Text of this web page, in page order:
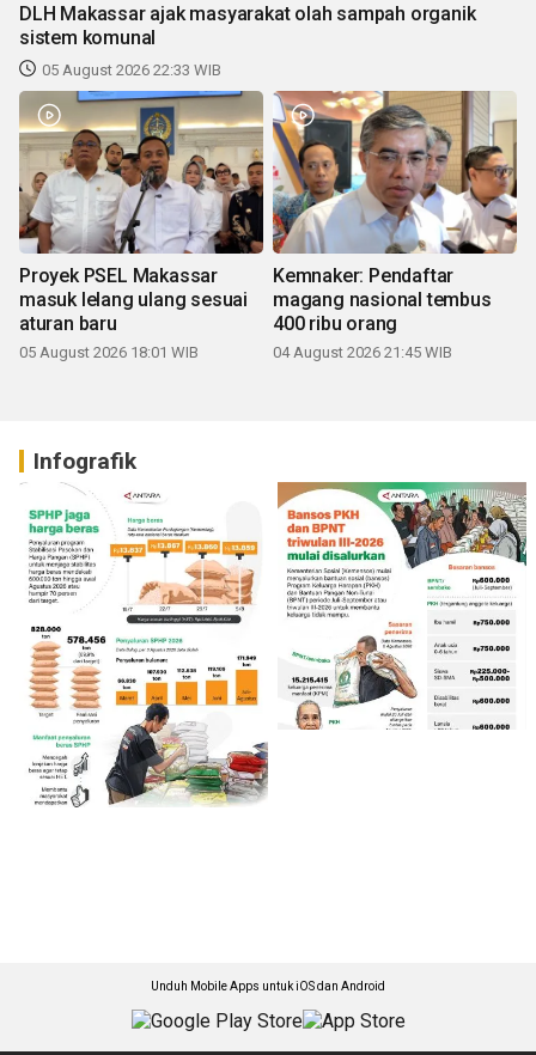
DLH Makassar ajak masyarakat olah sampah organik
sistem komunal
05 August 2026 22:33 WIB
Proyek PSEL Makassar
masuk lelang ulang sesuai
aturan baru
05 August 2026 18:01 WIB
Kemnaker: Pendaftar
magang nasional tembus
400 ribu orang
04 August 2026 21:45 WIB
Infografik
Unduh Mobile Apps untuk iOS dan Android